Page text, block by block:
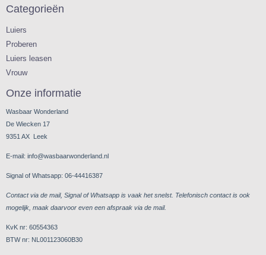
Categorieën
Luiers
Proberen
Luiers leasen
Vrouw
Onze informatie
Wasbaar Wonderland
De Wiecken 17
9351 AX Leek
E-mail: info@wasbaarwonderland.nl
Signal of Whatsapp: 06-44416387
Contact via de mail, Signal of Whatsapp is vaak het snelst. Telefonisch contact is ook
mogelijk, maak daarvoor even een afspraak via de mail.
KvK nr: 60554363
BTW nr: NL001123060B30